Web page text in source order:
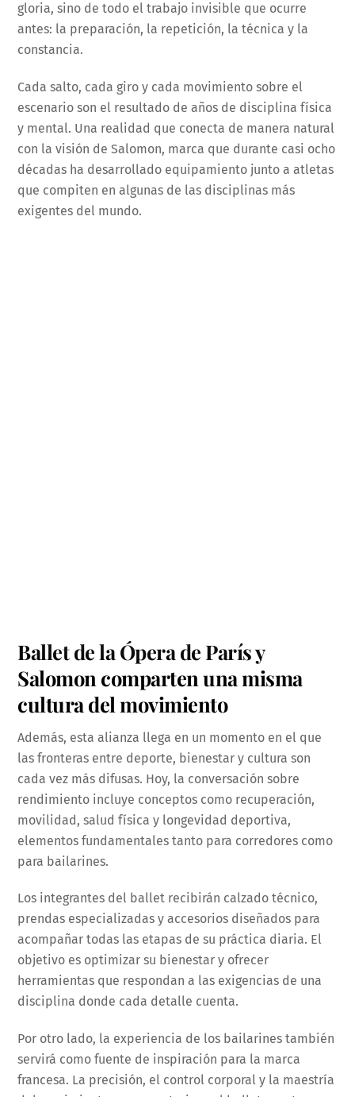
gloria, sino de todo el trabajo invisible que ocurre
antes: la preparación, la repetición, la técnica y la
constancia.
Cada salto, cada giro y cada movimiento sobre el
escenario son el resultado de años de disciplina física
y mental. Una realidad que conecta de manera natural
con la visión de Salomon, marca que durante casi ocho
décadas ha desarrollado equipamiento junto a atletas
que compiten en algunas de las disciplinas más
exigentes del mundo.
Ballet de la Ópera de París y
Salomon comparten una misma
cultura del movimiento
Además, esta alianza llega en un momento en el que
las fronteras entre deporte, bienestar y cultura son
cada vez más difusas. Hoy, la conversación sobre
rendimiento incluye conceptos como recuperación,
movilidad, salud física y longevidad deportiva,
elementos fundamentales tanto para corredores como
para bailarines.
Los integrantes del ballet recibirán calzado técnico,
prendas especializadas y accesorios diseñados para
acompañar todas las etapas de su práctica diaria. El
objetivo es optimizar su bienestar y ofrecer
herramientas que respondan a las exigencias de una
disciplina donde cada detalle cuenta.
Por otro lado, la experiencia de los bailarines también
servirá como fuente de inspiración para la marca
francesa. La precisión, el control corporal y la maestría